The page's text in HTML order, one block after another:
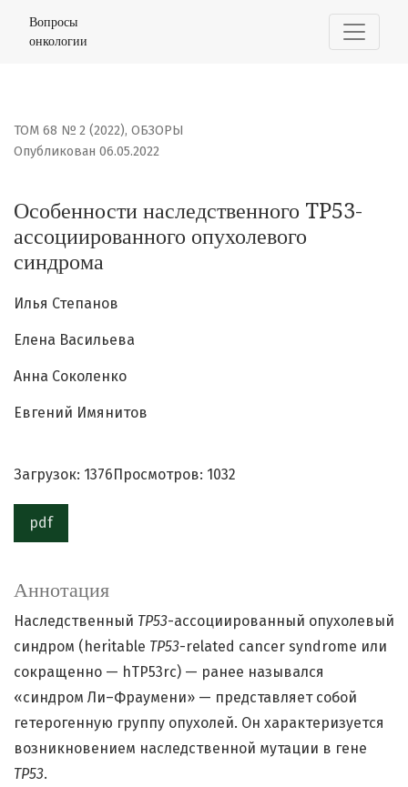
Особенности наследственного TP53-
Вопросы
онкологии
ТОМ 68 № 2 (2022), ОБЗОРЫ
Особенности наследственного TP53-
ассоциированного опухолевого
синдрома
Опубликован 06.05.2022
Илья Степанов
Елена Васильева
Анна Соколенко
Евгений Имянитов
Загрузок: 1376 Просмотров: 1032
pdf
Аннотация
Наследственный TP53-ассоциированный опухолевый
синдром (heritable TP53-related cancer syndrome или
сокращенно — hTP53rc) — ранее назывался
«синдром Ли–Фраумени» — представляет собой
гетерогенную группу опухолей. Он характеризуется
возникновением наследственной мутации в гене
TP53.